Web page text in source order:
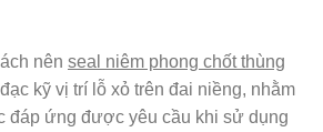
nên seal niêm phong chốt thùng
kỹ vị trí lỗ xỏ trên đai niềng, nhằm
đáp ứng được yêu cầu khi sử dụng